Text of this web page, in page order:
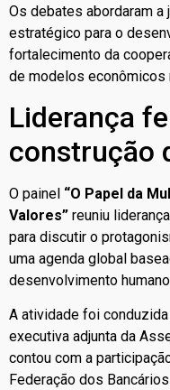
Os debates abordaram
estratégico para o
fortalecimento da
de modelos
Liderança
construção
O painel “O Papel da
Valores” reuniu
para discutir o
uma agenda global
desenvolvimento
A atividade foi
executiva adjunta da
contou com a
Federação dos